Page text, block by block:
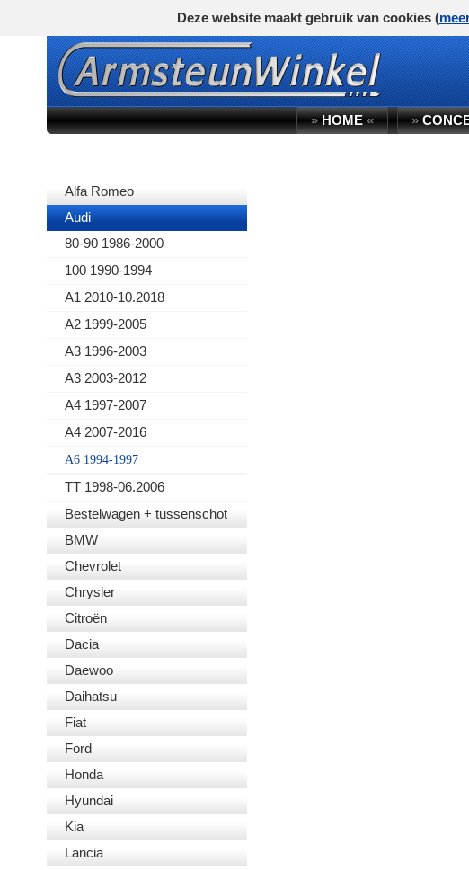
»HOME« »
Alfa Romeo
Audi
80-90 1986-2000
100 1990-1994
A1 2010-10.2018
A2 1999-2005
A3 1996-2003
A3 2003-2012
A4 1997-2007
A4 2007-2016
A6 1994-1997
TT 1998-06.2006
Bestelwagen + tussenschot
BMW
Chevrolet
Chrysler
Citroën
Dacia
Daewoo
Daihatsu
Fiat
Ford
Honda
Hyundai
Kia
Lancia
Deze website maakt gebruik van cookies (